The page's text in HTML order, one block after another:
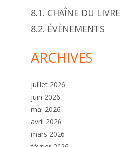
8.1. CHAÎNE DU LIVRE
8.2. ÉVÈNEMENTS
ARCHIVES
juillet 2026
juin 2026
mai 2026
avril 2026
mars 2026